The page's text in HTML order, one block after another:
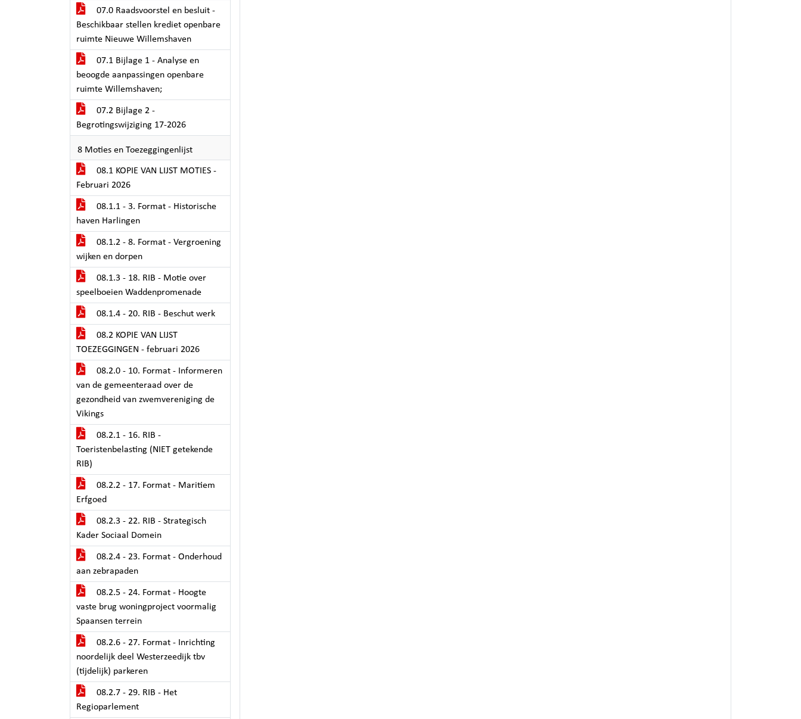
07.0 Raadsvoorstel en besluit -
Beschikbaar stellen krediet openbare
ruimte Nieuwe Willemshaven
07.1 Bijlage 1 - Analyse en
beoogde aanpassingen openbare
ruimte Willemshaven;
07.2 Bijlage 2 -
Begrotingswijziging 17-2026
8 Moties en Toezeggingenlijst
08.1 KOPIE VAN LIJST MOTIES -
Februari 2026
08.1.1 - 3. Format - Historische
haven Harlingen
08.1.2 - 8. Format - Vergroening
wijken en dorpen
08.1.3 - 18. RIB - Motie over
speelboeien Waddenpromenade
08.1.4 - 20. RIB - Beschut werk
08.2 KOPIE VAN LIJST
TOEZEGGINGEN - februari 2026
08.2.0 - 10. Format - Informeren
van de gemeenteraad over de
gezondheid van zwemvereniging de
Vikings
08.2.1 - 16. RIB -
Toeristenbelasting (NIET getekende
RIB)
08.2.2 - 17. Format - Maritiem
Erfgoed
08.2.3 - 22. RIB - Strategisch
Kader Sociaal Domein
08.2.4 - 23. Format - Onderhoud
aan zebrapaden
08.2.5 - 24. Format - Hoogte
vaste brug woningproject voormalig
Spaansen terrein
08.2.6 - 27. Format - Inrichting
noordelijk deel Westerzeedijk tbv
(tijdelijk) parkeren
08.2.7 - 29. RIB - Het
Regioparlement